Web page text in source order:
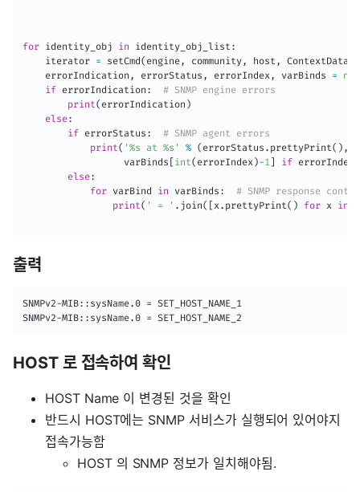
for identity_obj in identity_obj_list :
    iterator
= setCmd ( engine, community, host , ContextData
    errorIndication
, errorStatus , errorIndex, varBinds =
if errorIndication :
# SNMP engine errors
print( errorIndication )
else:
if errorStatus :
# SNMP agent errors
print( '%s at %s' % ( errorStatus . prettyPrint( ) ,
                  varBinds
int( errorIndex )-1 if errorIndex
else:
for varBind in varBinds :
# SNMP response
print( ' = ' . join( x. prettyPrint( ) for x in
출력
SNMPv2-MIB::sysName.0 = SET_HOST_NAME_1
HOST 로 접속하여 확인
HOST Name 이 변경된 것을 확인
반드시 HOST에는 SNMP 서비스가 실행되어 있어야지
접속가능함
HOST 의 SNMP 정보가 일치해야됨.